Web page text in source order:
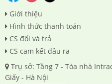
Giới thiệu
Hình thức thanh toán
CS đổi và trả
CS cam kết đầu ra
Trụ sở: Tầng 7 - Tòa nhà
Giấy - Hà Nội